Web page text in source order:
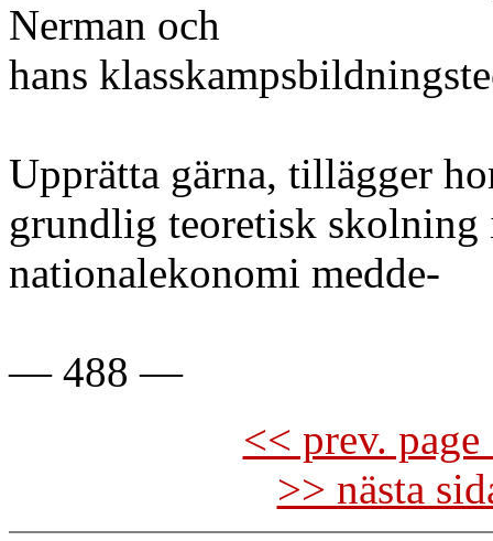
Nerman och
hans
Upprätta gärna, tillägger
grundlig teoretisk
nationalekonomi medde-
— 488 —
<< prev.
>> nästa